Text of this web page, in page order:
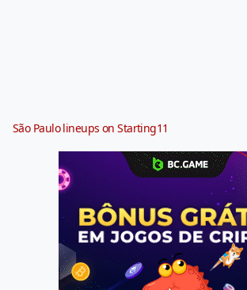
São Paulo lineups on Starting11